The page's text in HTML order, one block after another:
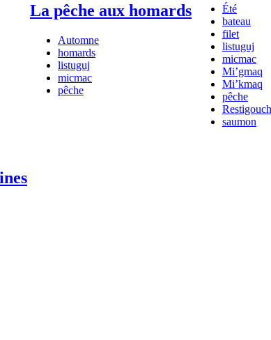
La pêche aux homards
Automne
homards
listuguj
micmac
pêche
Été
bateau
filet
listuguj
micmac
Mi’gmaq
Mi’kmaq
pêche
saumon